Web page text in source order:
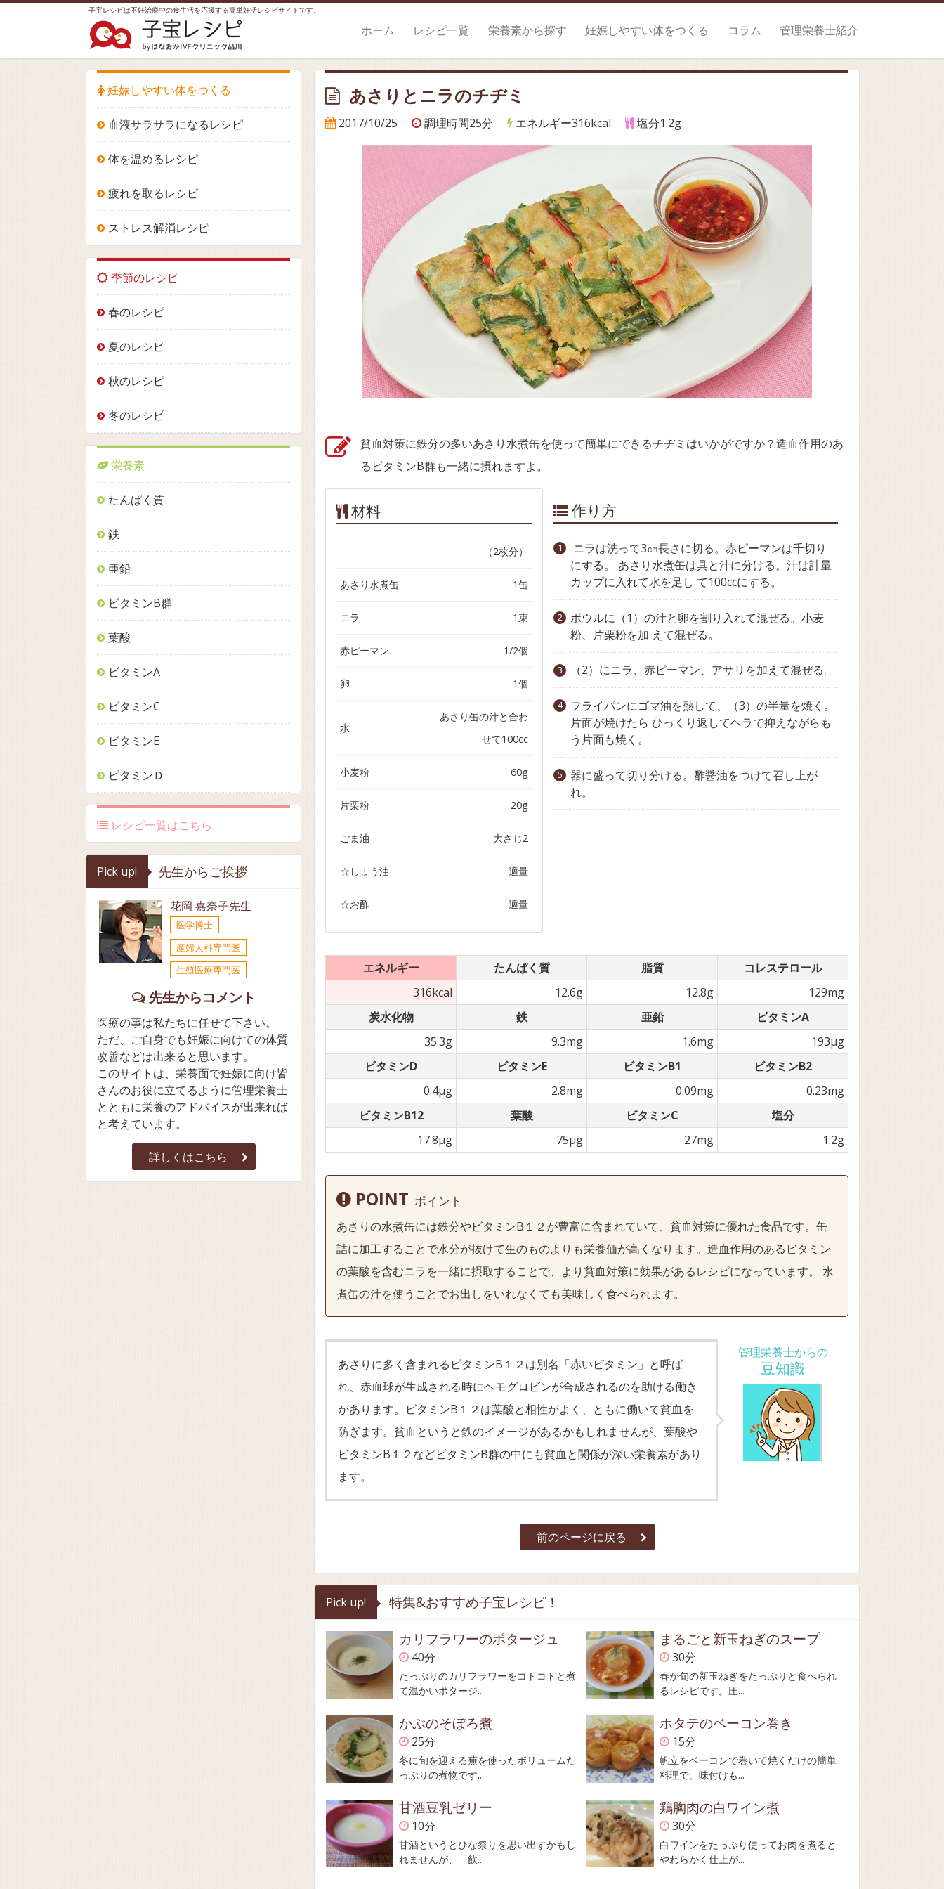
子宝レシピは不妊治療中の食生活を応援する簡単妊活レシピサイトです。
ホーム レシピ一覧 栄養素から探す 妊娠しやすい体をつくる コラム 管理栄養士紹介
あさりとニラのチヂミ
2017/10/25 調理時間25分 エネルギー316kcal 塩分1.2g
貧血対策に鉄分の多いあさり水煮缶を使って簡単にできるチヂミはいかがですか？造血作用のあ
るビタミンB群も一緒に摂れますよ。
材料
（2枚分）
あさり水煮缶 1缶
ニラ 1束
赤ピーマン 1/2個
卵 1個
水
あさり缶の汁と合わ
せて100cc
小麦粉 60g
片栗粉 20g
ごま油 大さじ2
☆しょう油 適量
☆お酢 適量
作り方
ニラは洗って3㎝長さに切る。赤ピーマンは千切り
にする。 あさり水煮缶は具と汁に分ける。汁は計量
カップに入れて水を足し て100ccにする。
ボウルに（1）の汁と卵を割り入れて混ぜる。小麦
粉、片栗粉を加 えて混ぜる。
（2）にニラ、赤ピーマン、アサリを加えて混ぜる。
フライパンにゴマ油を熱して、（3）の半量を焼く。
片面が焼けたら ひっくり返してヘラで抑えながらも
う片面も焼く。
器に盛って切り分ける。酢醤油をつけて召し上が
れ。
エネルギー たんぱく質 脂質
コレステロール
316kcal
12.6g 12.8g
129mg
炭水化物
鉄 亜鉛
ビタミンA
35.3g
9.3mg 1.6mg
193µg
ビタミンD
ビタミンE ビタミンB1
ビタミンB2
0.4µg
2.8mg 0.09mg
0.23mg
ビタミンB12
葉酸 ビタミンC
塩分
17.8µg
75µg 27mg 1.2g
POINT ポイント
あさりの水煮缶には鉄分やビタミンB１２が豊富に含まれていて、貧血対策に優れた食品です。缶
詰に加工することで水分が抜けて生のものよりも栄養価が高くなります。造血作用のあるビタミン
の葉酸を含むニラを一緒に摂取することで、より貧血対策に効果があるレシピになっています。 水
煮缶の汁を使うことでお出しをいれなくても美味しく食べられます。
管理栄養士からの
豆知識
あさりに多く含まれるビタミンB１２は別名「赤いビタミン」と呼ば
れ、赤血球が生成される時にヘモグロビンが合成されるのを助ける働き
があります。ビタミンB１２は葉酸と相性がよく、ともに働いて貧血を
防ぎます。貧血というと鉄のイメージがあるかもしれませんが、葉酸や
ビタミンB１２などビタミンB群の中にも貧血と関係が深い栄養素があり
ます。
前のページに戻る
Pick up!
特集&おすすめ子宝レシピ！
カリフラワーのポタージュ
40分
たっぷりのカリフラワーをコトコトと煮
て温かいポタージ...
まるごと新玉ねぎのスープ
30分
春が旬の新玉ねぎをたっぷりと食べられ
るレシピです。圧...
かぶのそぼろ煮
25分
冬に旬を迎える蕪を使ったボリュームた
っぷりの煮物です...
ホタテのベーコン巻き
15分
帆立をベーコンで巻いて焼くだけの簡単
料理で、味付けも...
甘酒豆乳ゼリー
10分
甘酒というとひな祭りを思い出すかもし
れませんが、「飲...
鶏胸肉の白ワイン煮
30分
白ワインをたっぷり使ってお肉を煮ると
やわらかく仕上が...
妊娠しやすい体をつくる
血液サラサラになるレシピ
体を温めるレシピ
疲れを取るレシピ
ストレス解消レシピ
季節のレシピ
春のレシピ
夏のレシピ
秋のレシピ
冬のレシピ
栄養素
たんぱく質
鉄
亜鉛
ビタミンB群
葉酸
ビタミンA
ビタミンC
ビタミンE
ビタミンＤ
レシピ一覧はこちら
Pick up! 先生からご挨拶
花岡 嘉奈子先生
医学博士
産婦人科専門医
生殖医療専門医
先生からコメント
医療の事は私たちに任せて下さい。
ただ、ご自身でも妊娠に向けての体質
改善などは出来ると思います。
このサイトは、栄養面で妊娠に向け皆
さんのお役に立てるように管理栄養士
とともに栄養のアドバイスが出来れば
と考えています。
詳しくはこちら